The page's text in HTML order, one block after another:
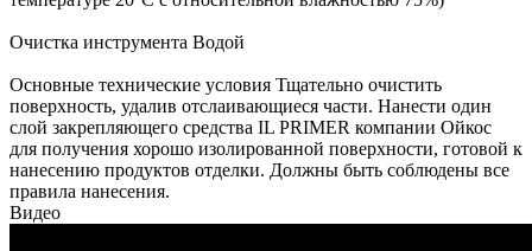
Очистка инструмента Водой
Основные технические условия Тщательно очистить
поверхность, удалив отслаивающиеся части. Нанести один
слой закрепляющего средства IL PRIMER компании Ойкос
для получения хорошо изолированной поверхности, готовой к
нанесению продуктов отделки. Должны быть соблюдены все
правила нанесения.
Видео